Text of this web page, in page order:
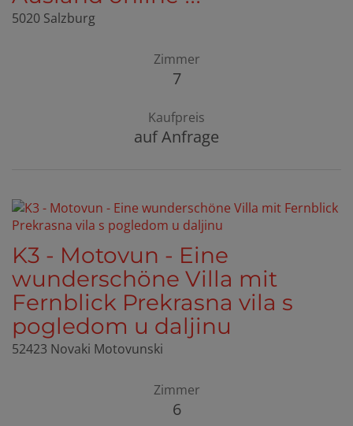
5020 Salzburg
Zimmer
7
Kaufpreis
auf Anfrage
K3 - Motovun - Eine
wunderschöne Villa mit
Fernblick Prekrasna vila s
pogledom u daljinu
52423 Novaki Motovunski
Zimmer
6